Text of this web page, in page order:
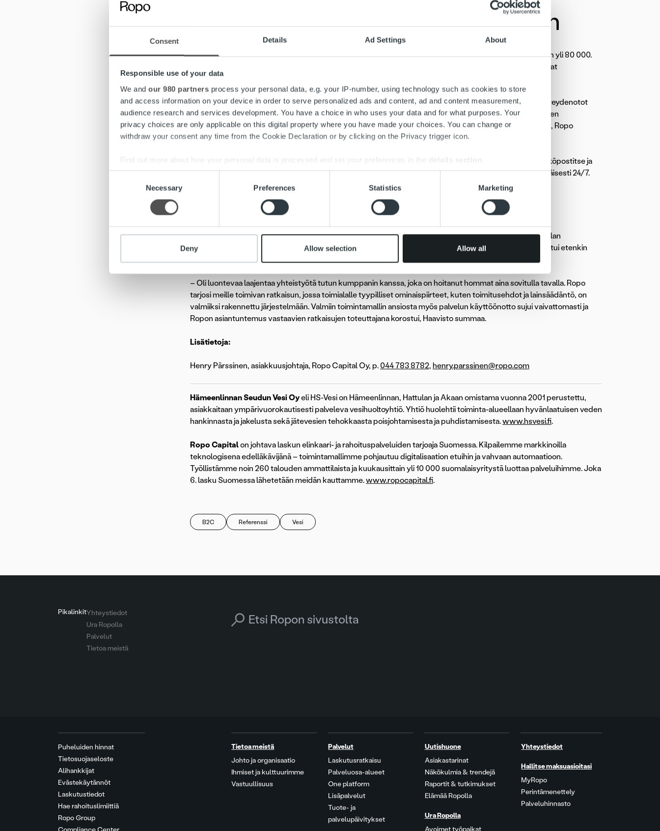
Consent Details Ad Settings About
Responsible use of your data
We and our 980 partners process your personal data, e.g. your IP-number, using technology such as cookies to store
and access information on your device in order to serve personalized ads and content, ad and content measurement,
audience research and services development. You have a choice in who uses your data and for what purposes. Your
privacy choices are only applicable on this digital property where you have made your choices. You can change or
withdraw your consent any time from the Cookie Declaration or by clicking on the Privacy trigger icon.
Find out more about how your personal data is processed and set your preferences in the details section
We use cookies to personalise content and ads, to provide social media features and to analyse our traffic. We also share
information about your use of our site with our social media, advertising and analytics partners who may combine it with
other information that you’ve provided to them or that they’ve collected from your use of their services.
Necessary Preferences Statistics Marketing
Deny Allow selection Allow all
Maksuneuvontaa entistä kattavammin
Kolmen kunnan omistaman HS-Veden toimialueella on yli 90 000 asukasta ja vuosittain laskuja lähetetään yli 80 000.
Ropon kumppanuuden myötä HS-Veden maksuneuvonnan aukioloajat ovat pidentyneet ja palvelukanavat
laajentuneet.
– Laskun elinkaaripalveluun sisältyy maksuneuvonta, jossa Ropo hoitaa laskun maksamiseen liittyvät yhteydenotot
aina ennakoivasta maksusuunnittelusta perintävaiheen maksujärjestelyiden tekemiseen. Asiakasyrityksen
hoidettavaksi jää ainoastaan laskun sisältöön liittyvä asiakaspalvelu, jossa sillä on myös vahvin osaaminen, Ropo
Capitalin asiakkuusjohtajaHenry Pärssinenkertoo.
Ropo palvelee HS-Veden asiakkaita maksamiseen liittyvissä asioissa henkilökohtaisesti puhelimitse, sähköpostitse ja
verkossa Ropo Onlinen chatin kautta. Ropo Online -verkkopalvelussa maksuasioita voi hoitaa myös itsenäisesti 24/7.
Vesitoimialan vahva kumppani
HS-Veden ja Ropon yhteistyön laajentuminen vahvistaa entisestään Ropon asemaa energia- ja vesitoimialan
merkittävänä kumppanina. HS-Veden päätös valita Ropo laskutuksen uudistamisen kumppaniksi pohjautui etenkin
Ropon vahvaan näyttöön vesilaitoksille toteutetuista ratkaisuista, mutta myös aiempaan yhteistyöhön.
– Oli luontevaa laajentaa yhteistyötä tutun kumppanin kanssa, joka on hoitanut hommat aina sovitulla tavalla. Ropo
tarjosi meille toimivan ratkaisun, jossa toimialalle tyypilliset ominaispiirteet, kuten toimitusehdot ja lainsäädäntö, on
valmiiksi rakennettu järjestelmään. Valmiin toimintamallin ansiosta myös palvelun käyttöönotto sujui vaivattomasti ja
Ropon asiantuntemus vastaavien ratkaisujen toteuttajana korostui, Haavisto summaa.
Lisätietoja:
Henry Pärssinen, asiakkuusjohtaja, Ropo Capital Oy, p. 044 783 8782, henry.parssinen@ropo.com
Hämeenlinnan Seudun Vesi Oyeli HS-Vesi on Hämeenlinnan, Hattulan ja Akaan omistama vuonna 2001 perustettu,
asiakkaitaan ympärivuorokautisesti palveleva vesihuoltoyhtiö. Yhtiö huolehtii toiminta-alueellaan hyvänlaatuisen veden
hankinnasta ja jakelusta sekä jätevesien tehokkaasta poisjohtamisesta ja puhdistamisesta.www.hsvesi.fi.
Ropo Capitalon johtava laskun elinkaari- ja rahoituspalveluiden tarjoaja Suomessa. Kilpailemme markkinoilla
teknologisena edelläkävijänä – toimintamallimme pohjautuu digitalisaation etuihin ja vahvaan automaatioon.
Työllistämme noin 260 talouden ammattilaista ja kuukausittain yli 10 000 suomalaisyritystä luottaa palveluihimme. Joka
6. lasku Suomessa lähetetään meidän kauttamme.www.ropocapital.fi.
B2C Referenssi Vesi
PikalinkitYhteystiedot
Ura Ropolla
Palvelut
Tietoa meistä
Search for:
Puheluiden hinnat
Tietosuojaseloste
Alihankkijat
Evästekäytännöt
Laskutustiedot
Hae rahoituslimiittiä
Ropo Group
Tietoa meistä
Johto ja organisaatio
Ihmiset ja kulttuurimme
Vastuullisuus
Palvelut
Laskutusratkaisu
Palveluosa-alueet
One platform
Lisäpalvelut
Tuote- ja
palvelupäivitykset
Uutishuone
Asiakastarinat
Näkökulmia & trendejä
Raportit & tutkimukset
Elämää Ropolla
Ura Ropolla
Avoimet työpaikat
Yhteystiedot
Hallitse maksuasioitasi
MyRopo
Perintämenettely
Palveluhinnasto